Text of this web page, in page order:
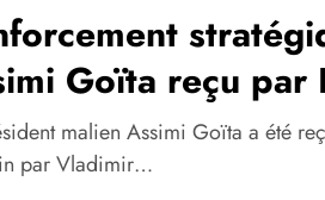
Goïta reçu par
officialiser
.
malien Assimi Goïta a été
par Vladimir…